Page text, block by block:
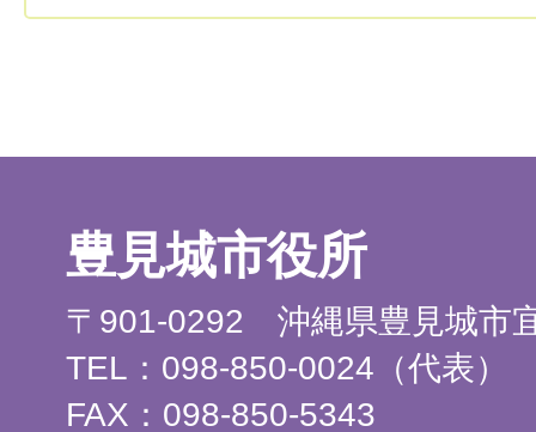
豊見城市役所
〒901-0292 沖縄県豊見城市
TEL：098-850-0024（代表）
FAX：098-850-5343